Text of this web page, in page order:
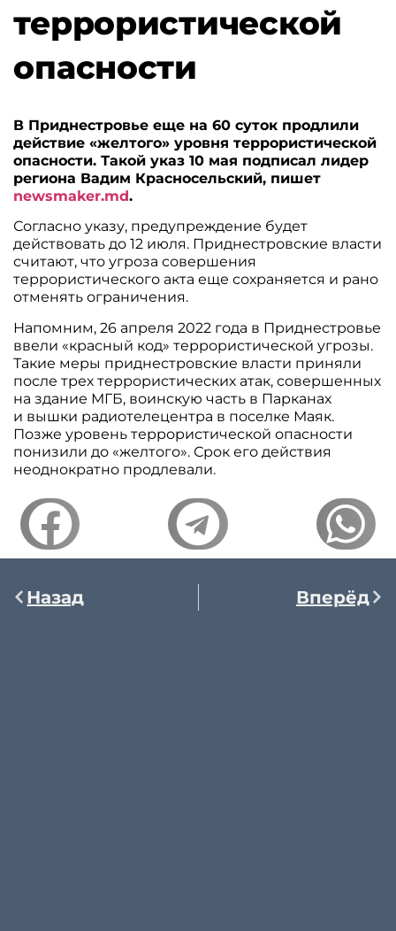
террористической
опасности
В Приднестровье еще на 60 суток продлили
действие «желтого» уровня террористической
опасности. Такой указ 10 мая подписал лидер
региона Вадим Красносельский, пишет
newsmaker.md.
Согласно указу, предупреждение будет
действовать до 12 июля. Приднестровские власти
считают, что угроза совершения
террористического акта еще сохраняется и рано
отменять ограничения.
Напомним, 26 апреля 2022 года в Приднестровье
ввели «красный код» террористической угрозы.
Такие меры приднестровские власти приняли
после трех террористических атак, совершенных
на здание МГБ, воинскую часть в Парканах
и вышки радиотелецентра в поселке Маяк.
Позже уровень террористической опасности
понизили до «желтого». Срок его действия
неоднократно продлевали.
Назад Вперёд